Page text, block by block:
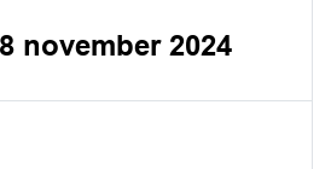
november 2024